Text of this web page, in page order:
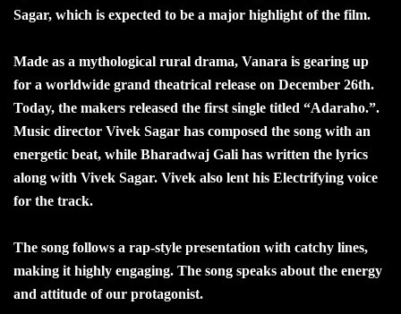
Sagar, which is expected to be a major highlight of the film.
Made as a mythological rural drama, Vanara is gearing up
for a worldwide grand theatrical release on December 26th.
Today, the makers released the first single titled “Adaraho.”.
Music director Vivek Sagar has composed the song with an
energetic beat, while Bharadwaj Gali has written the lyrics
along with Vivek Sagar. Vivek also lent his Electrifying voice
for the track.
The song follows a rap-style presentation with catchy lines,
making it highly engaging. The song speaks about the energy
and attitude of our protagonist.